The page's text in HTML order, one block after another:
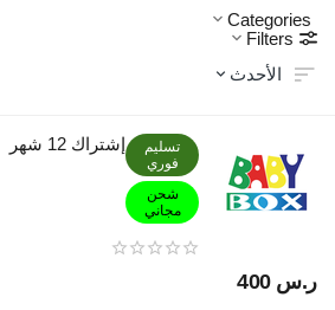
Categories
Filters
الأحدث
تسليم
فوري
شحن
مجاني
إشتراك 12 شهر
‍400‍ ر.س